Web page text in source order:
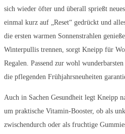
sich wieder öfter und überall sprießt
einmal kurz auf „Reset“ gedrückt und
die ersten warmen Sonnenstrahlen
Winterpullis trennen, sorgt Kneipp für
Regalen. Passend zur wohl
die pflegenden Frühjahrsneuheiten
Auch in Sachen Gesundheit legt Kneipp
um praktische Vitamin-Booster, ob als
zwischendurch oder als fruchtige